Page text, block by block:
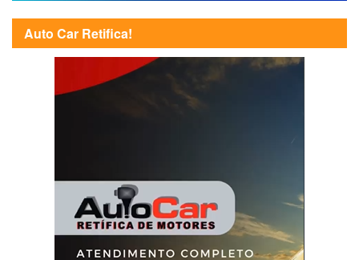
Auto Car Retifica!